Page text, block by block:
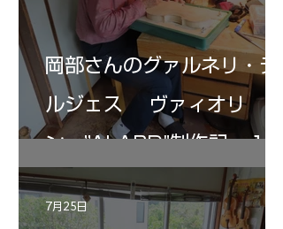
岡部さんのグァルネリ・デ
ルジェス ヴァィオリ
ン ”ALARD"制作記 １2
7月25日